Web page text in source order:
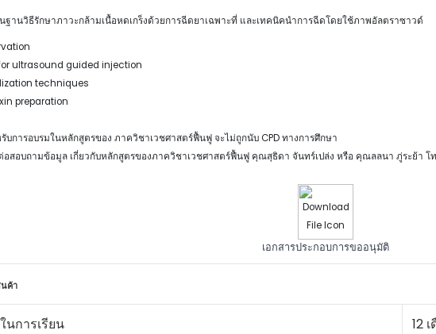
ฐานวิธีรักษาภาวะกล้ามเนื้อหดเกร็งด้วยการฉีดยาเฉพาะที่ และเทคนิคนำการฉีดโดยใช้ภาพอัลตราซาวด์
ultrasound guided injection
techniques
preparation
บการอบรมในหลักสูตรของ ภาควิชาเวชศาสตร์ฟื้นฟู จะไม่ถูกนับ CPD ทางการศึกษา
สอบถามข้อมูล เกี่ยวกับหลักสูตรของภาควิชาเวชศาสตร์ฟื้นฟู คุณสุธิดา จันทร์เปล่ง หรือ คุณลลนา ภู่ระย้า โท
เอกสารประกอบการขออนุมัติ
ค้า
นการเรียน 12